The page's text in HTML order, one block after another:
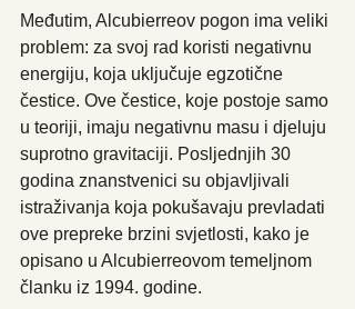
Međutim, Alcubierreov pogon ima veliki
problem: za svoj rad koristi negativnu
energiju, koja uključuje egzotične
čestice. Ove čestice, koje postoje samo
u teoriji, imaju negativnu masu i djeluju
suprotno gravitaciji. Posljednjih 30
godina znanstvenici su objavljivali
istraživanja koja pokušavaju prevladati
ove prepreke brzini svjetlosti, kako je
opisano u Alcubierreovom temeljnom
članku iz 1994. godine.